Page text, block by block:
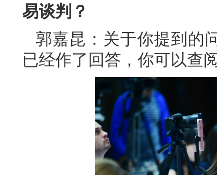
易谈判？
郭嘉昆：关于你提到的
已经作了回答，你可以查